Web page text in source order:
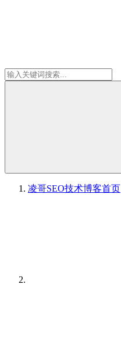
凌哥SEO技术博客首页